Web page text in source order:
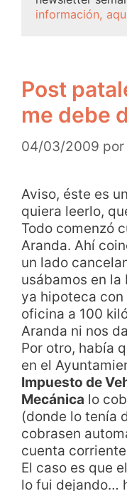
información,
Post
me debe
04/03/2009 por
Aviso, éste es
quiera leerlo,
Todo comenzó
Aranda. Ahí
un lado
usábamos en la
ya hipoteca con
oficina a 100
Aranda ni nos
Por otro, había
en el
Impuesto de
Mecánica lo
(donde lo tenía
cobrasen
cuenta
El caso es que
lo fui dejando…